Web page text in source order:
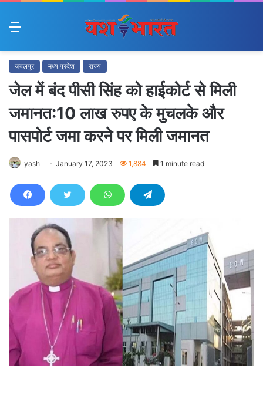
Menu
जबलपुर मध्य प्रदेश राज्य
जेल में बंद पीसी सिंह को हाईकोर्ट से मिली
जमानत:10 लाख रुपए के मुचलके और
पासपोर्ट जमा करने पर मिली जमानत
yash January 17, 2023 1,884 1 minute read